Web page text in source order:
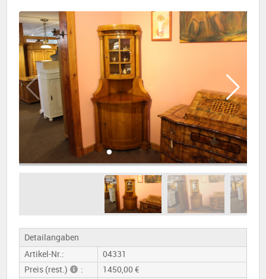
Detailangaben
Artikel-Nr.:
04331
Preis (rest.)
:
1450,00 €